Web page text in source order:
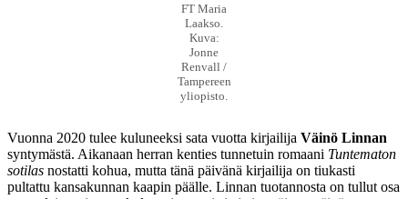
FT Maria
Laakso.
Kuva:
Jonne
Renvall /
Tampereen
yliopisto.
Vuonna 2020 tulee kuluneeksi sata vuotta kirjailija Väinö Linnan
syntymästä. Aikanaan herran kenties tunnetuin romaani Tuntematon
sotilas nostatti kohua, mutta tänä päivänä kirjailija on tiukasti
pultattu kansakunnan kaapin päälle. Linnan tuotannosta on tullut osa